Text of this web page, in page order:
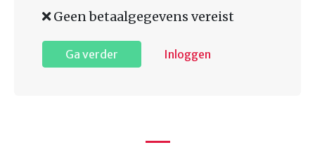
Geen betaalgegevens vereist
Ga verder Inloggen